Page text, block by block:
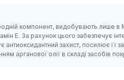
компонент, видобувають лише в
Е. За рахунок цього забезпечує
антиоксидантний захист, посилює її
арганової олії в складі засобів